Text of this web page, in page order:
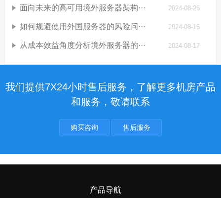
面向未来的高可用境外服务器架构··· 2024-08-26
如何规避使用外国服务器的风险问··· 2024-08-16
从成本效益角度分析境外服务器的··· 2024-08-17
我们提供7X24小时售后服务，了解更多机房产品
和服务，敬请联系
购买咨询 售后服务
产品导航